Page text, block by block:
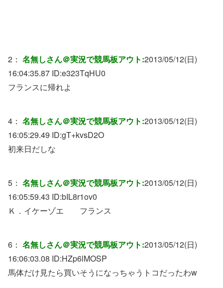
2： 名無しさん＠実況で競馬板アウト:2013/05/12(日)
16:04:35.87 ID:e323TqHU0
フランスに帰れよ
4： 名無しさん＠実況で競馬板アウト:2013/05/12(日)
16:05:29.49 ID:gT+kvsD2O
初来日だしな
5： 名無しさん＠実況で競馬板アウト:2013/05/12(日)
16:05:59.43 ID:bIL8r1ov0
Ｋ．イケーゾエ フランス
6： 名無しさん＠実況で競馬板アウト:2013/05/12(日)
16:06:03.08 ID:HZp6lMOSP
馬体だけ見たら買いそうになっちゃうトコだったわw